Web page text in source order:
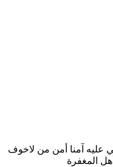
عليه آمنا أمن من لاخوف
المغفرة